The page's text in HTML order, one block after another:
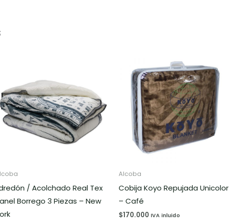
/ Acolchado Real Tex
Borrego 3 Piezas – New
Alcoba
Cobija Koyo Repujada Unicolor
– Café
$170.000 IVA inluido